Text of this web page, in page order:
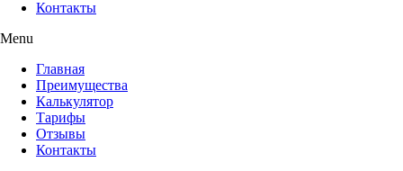
Контакты
Menu
Главная
Преимущества
Калькулятор
Тарифы
Отзывы
Контакты